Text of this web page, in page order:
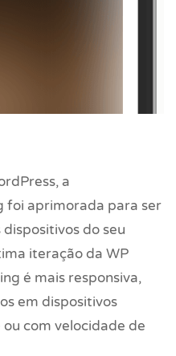
a
foi aprimorada para ser
do seu
iteração da WP
é mais responsiva,
em dispositivos
com velocidade de